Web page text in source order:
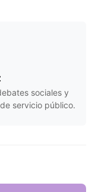
sociales y
servicio público.